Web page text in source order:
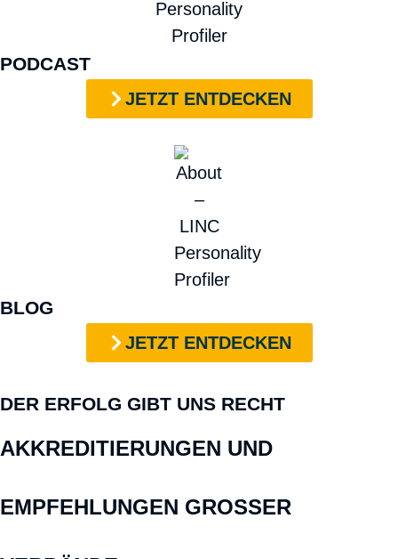
PODCAST
JETZT ENTDECKEN
BLOG
JETZT ENTDECKEN
DER ERFOLG GIBT UNS RECHT
AKKREDITIERUNGEN UND
EMPFEHLUNGEN GROSSER V